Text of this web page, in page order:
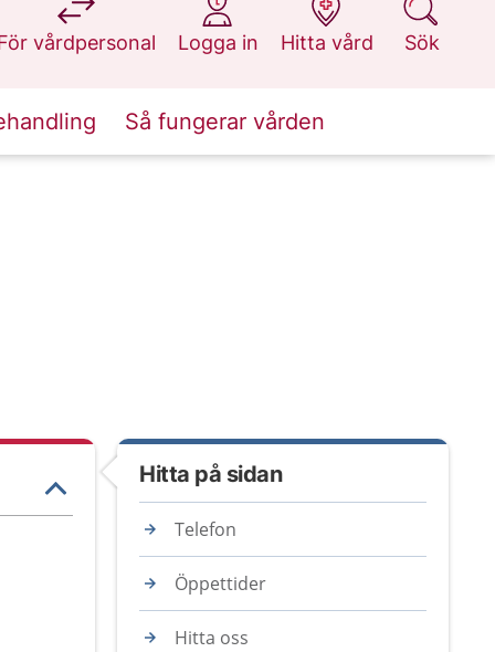
vårdpersonal
på 1177.se
Logga in
på 1177.se
Hitta vård
på 1177.se
Sök
på 1177.se
Så fungerar vården
Hitta på sidan
Telefon
Öppettider
Hitta oss